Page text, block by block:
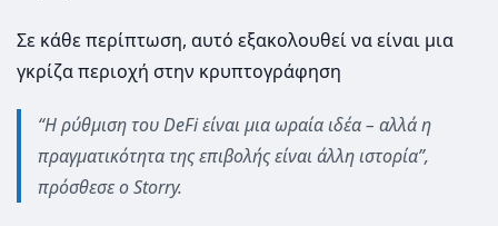
Σε κάθε περίπτωση, αυτό εξακολουθεί να είναι μια
γκρίζα περιοχή στην κρυπτογράφηση
“Η ρύθμιση του DeFi είναι μια ωραία ιδέα – αλλά η
πραγματικότητα της επιβολής είναι άλλη ιστορία”,
πρόσθεσε ο Storry.